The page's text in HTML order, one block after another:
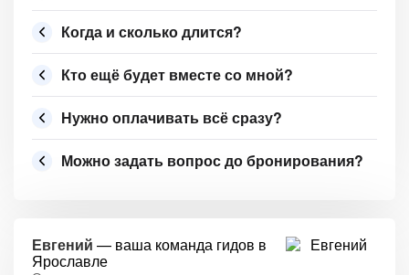
Когда и сколько длится?
Кто ещё будет вместе со мной?
Нужно оплачивать всё сразу?
Можно задать вопрос до бронирования?
Евгений — ваша команда гидов в
Ярославле